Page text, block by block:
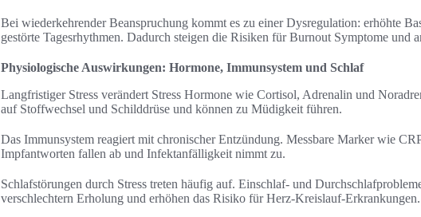
Bei wiederkehrender Beanspruchung kommt es zu einer Dysregulation: erhöhte
gestörte Tagesrhythmen. Dadurch steigen die Risiken für Burnout Symptome und
Physiologische Auswirkungen: Hormone, Immunsystem und Schlaf
Langfristiger Stress verändert Stress Hormone wie Cortisol, Adrenalin und
auf Stoffwechsel und Schilddrüse und können zu Müdigkeit führen.
Das Immunsystem reagiert mit chronischer Entzündung. Messbare Marker wie
Impfantworten fallen ab und Infektanfälligkeit nimmt zu.
Schlafstörungen durch Stress treten häufig auf. Einschlaf- und
verschlechtern Erholung und erhöhen das Risiko für Herz-Kreislauf-Erkrankungen.